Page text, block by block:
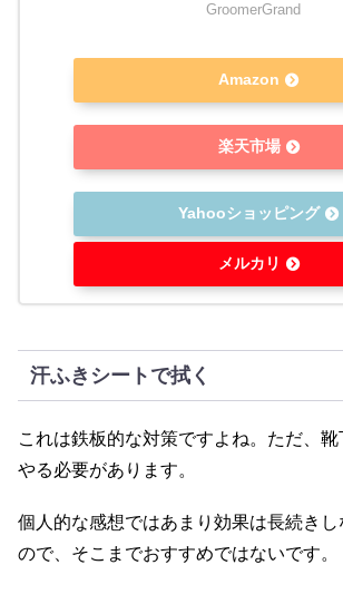
GroomerGrand
Amazon
楽天市場
Yahooショッピング
メルカリ
汗ふきシートで拭く
これは鉄板的な対策ですよね。ただ、
やる必要があります。
個人的な感想ではあまり効果は長続き
ので、そこまでおすすめではないです。